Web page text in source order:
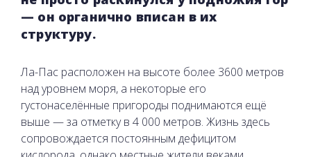
— он органично вписан в их
структуру.
Ла-Пас расположен на высоте более 3600 метров
над уровнем моря, а некоторые его
густонаселённые пригороды поднимаются ещё
выше — за отметку в 4 000 метров. Жизнь здесь
сопровождается постоянным дефицитом